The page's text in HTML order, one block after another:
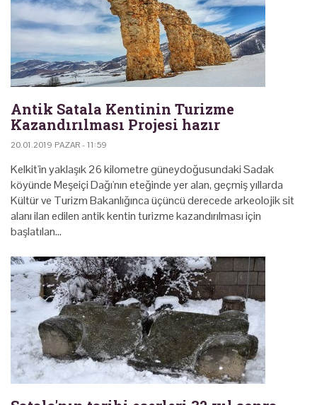
Antik Satala Kentinin Turizme
Kazandırılması Projesi hazır
20.01.2019 PAZAR - 11:59
Kelkit'in yaklaşık 26 kilometre güneydoğusundaki Sadak
köyünde Meşeiçi Dağı'nın eteğinde yer alan, geçmiş yıllarda
Kültür ve Turizm Bakanlığınca üçüncü derecede arkeolojik sit
alanı ilan edilen antik kentin turizme kazandırılması için
başlatılan…